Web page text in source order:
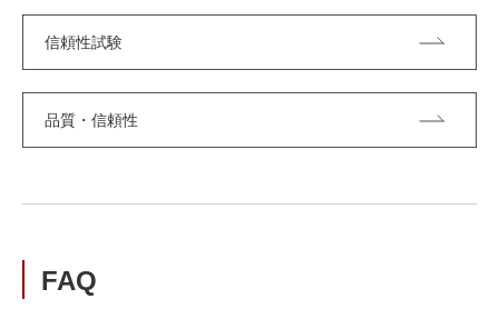
信頼性試験
品質・信頼性
FAQ